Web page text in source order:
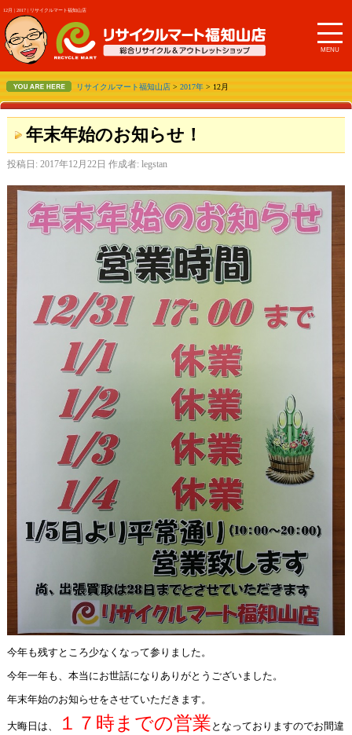
12月 | 2017 | リサイクルマート福知山店
MENU
リサイクルマート福知山店 > 2017年 > 12月
年末年始のお知らせ！
投稿日: 2017年12月22日 作成者: legstan
今年も残すところ少なくなって参りました。
今年一年も、本当にお世話になりありがとうございました。
年末年始のお知らせをさせていただきます。
大晦日は、 １７時までの営業 となっておりますのでお間違